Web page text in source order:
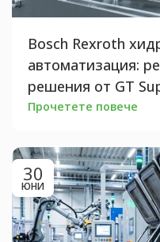
Bosch Rexroth
автоматизация:
решения от GT
Прочетете повече
30
ЮНИ